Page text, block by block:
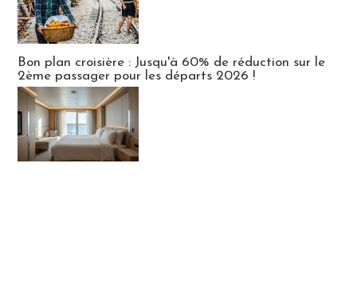
Bon plan croisière : Jusqu'à 60% de réduction sur le
2ème passager pour les départs 2026 !